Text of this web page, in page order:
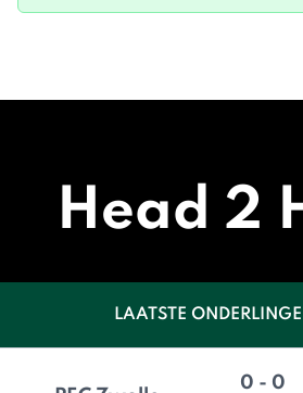
Head 2
LAATSTE
0 - 0